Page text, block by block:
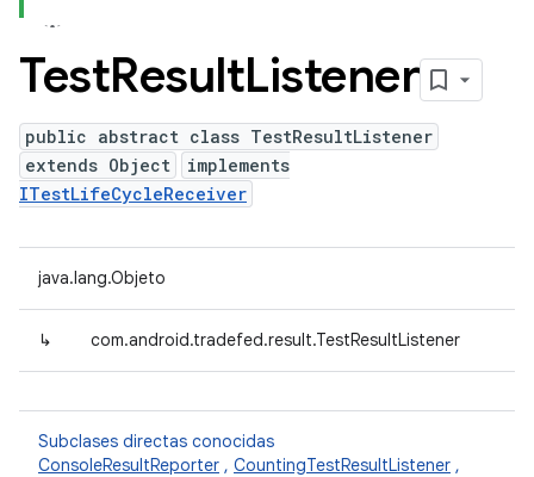
TestResultListener
public abstract class TestResultListener
extends Object
implements
ITestLifeCycleReceiver
java.lang.Objeto
↳ com.android.tradefed.result.TestResultListener
Subclases directas conocidas
ConsoleResultReporter , CountingTestResultListener ,